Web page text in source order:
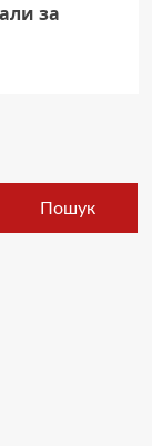
за
Пошук